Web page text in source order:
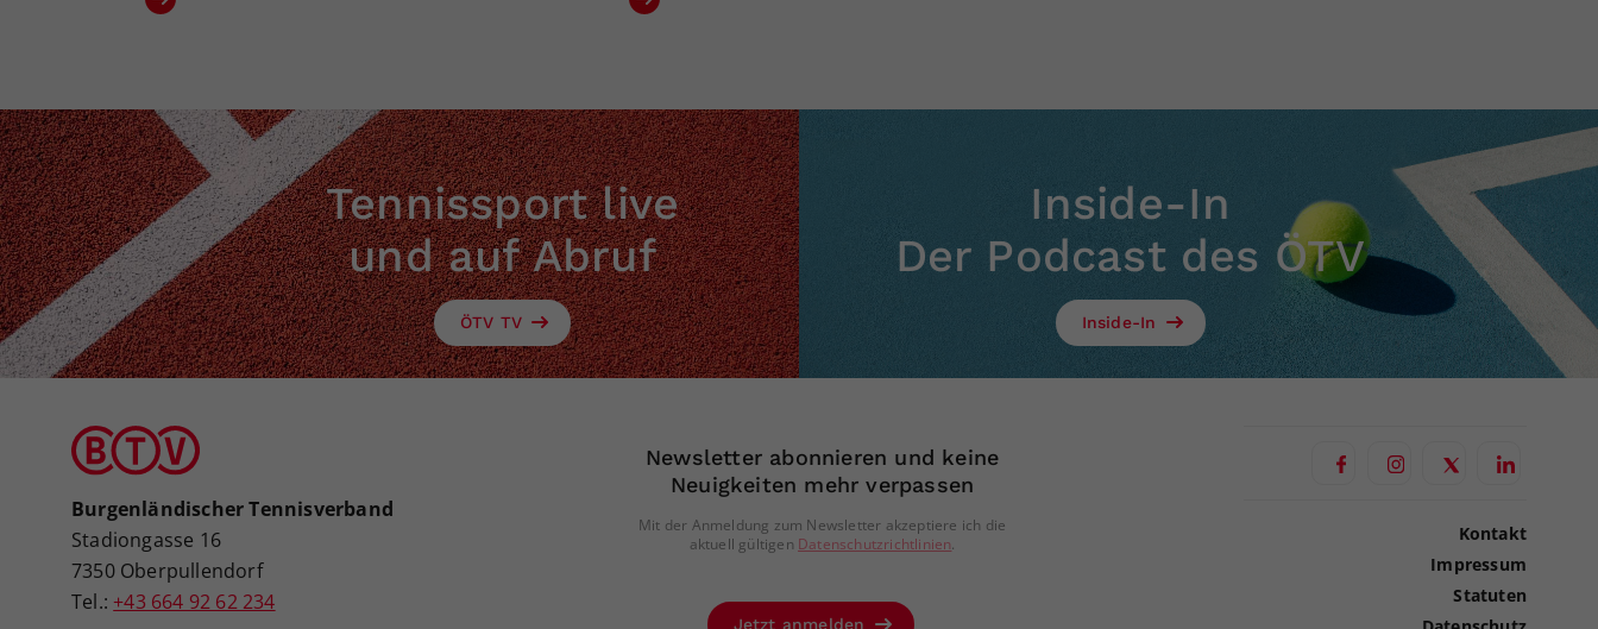
Tennissport live
und auf Abruf
ÖTV TV
Inside-In
Der Podcast des ÖTV
Inside-In
Burgenländischer Tennisverband
Stadiongasse 16
7350 Oberpullendorf
Tel.: +43 664 92 62 234
Newsletter abonnieren und keine
Neuigkeiten mehr verpassen
Mit der Anmeldung zum Newsletter akzeptiere ich die
aktuell gültigen Datenschutzrichtlinien.
Jetzt anmelden
Kontakt
Impressum
Statuten